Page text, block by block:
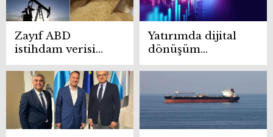
Zayıf ABD
istihdam verisi
emtia piyasalarını
hareketlendirdi
Yatırımda dijital
dönüşüm
hızlanıyor